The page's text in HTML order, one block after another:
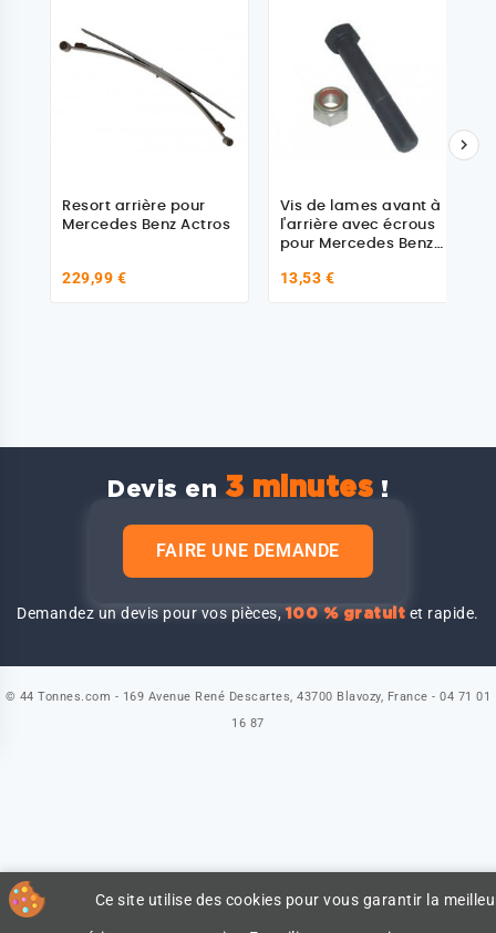
Resort arrière pour
Mercedes Benz Actros
229,99 €
Vis de lames avant à
l'arrière avec écrous
pour Mercedes Benz
13,53 €

Devis en 3 minutes !
FAIRE UNE DEMANDE
Demandez un devis pour vos pièces,100 % gratuit et rapide.
Ce site utilise des cookies pour vous garantir la
© 44 Tonnes.com - 169 Avenue René Descartes, 43700 Blavozy, France - 04 71 01
16 87